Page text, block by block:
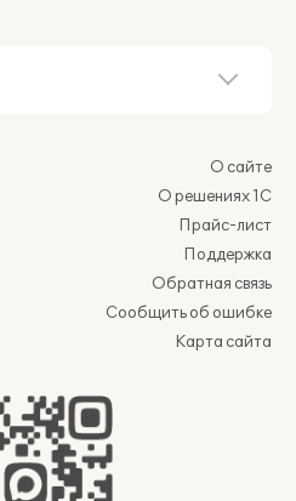
О сайте
О решениях 1С
Прайс-лист
Поддержка
Обратная связь
Сообщить об ошибке
Карта сайта